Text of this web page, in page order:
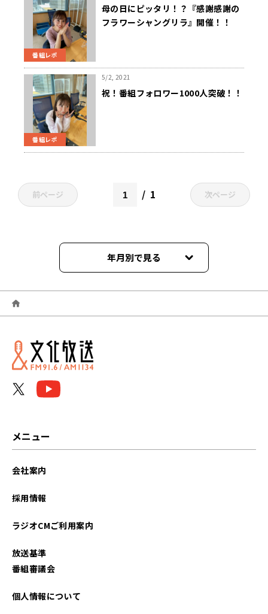
番組レポ
母の日にピッタリ！？『感謝感謝の
フラワーシャングリラ』開催！！
番組レポ
5/2, 2021
祝！番組フォロワー1000人突破！！
前ページ 1 次ページ
年月別で見る
2022年03月
2022年02月
2022年01月
2021年04月
メニュー
会社案内
採用情報
ラジオCMご利用案内
放送基準
番組審議会
個人情報について